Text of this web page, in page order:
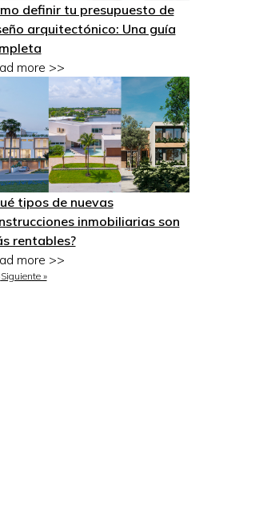
definir tu presupuesto de
arquitectónico: Una guía
more >>
tipos de nuevas
inmobiliarias son
rentables?
more >>
Siguiente »